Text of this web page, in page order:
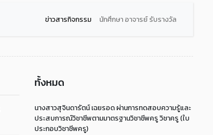
ข่าวสารกิจกรรม นักศึกษา อาจารย์ รับรางวัล
ทั้งหมด
นางสาวสุจินดารัตน์ เฉยรอด ผ่านการทดสอบความรู้และ
ประสบการณ์วิชาชีพตามมาตรฐานวิชาชีพครู วิชาครู (ใบ
ประกอบวิชาชีพครู)